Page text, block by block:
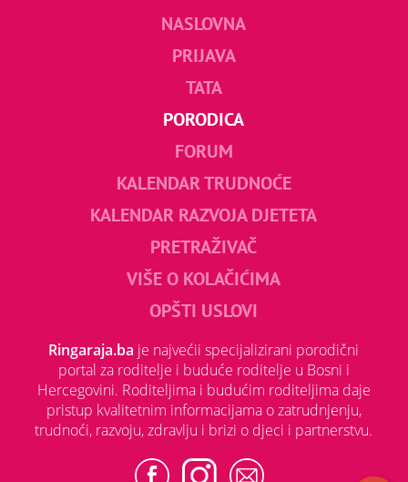
NASLOVNA
PRIJAVA
TATA
PORODICA
FORUM
KALENDAR TRUDNOĆE
KALENDAR RAZVOJA DJETETA
PRETRAŽIVAČ
VIŠE O KOLAČIĆIMA
OPŠTI USLOVI
Ringaraja.ba je najvećii specijalizirani porodični
portal za roditelje i buduće roditelje u Bosni i
Hercegovini. Roditeljima i budućim roditeljima daje
pristup kvalitetnim informacijama o zatrudnjenju,
trudnoći, razvoju, zdravlju i brizi o djeci i partnerstvu.